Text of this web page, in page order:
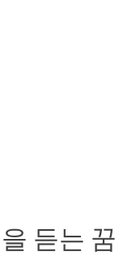
듣는 꿈